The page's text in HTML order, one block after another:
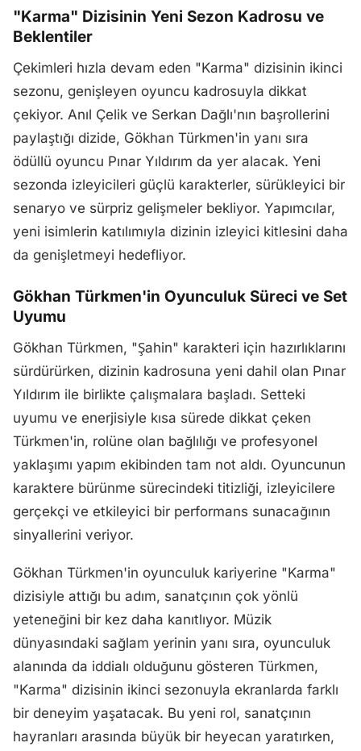
"Karma" Dizisinin Yeni Sezon Kadrosu ve
Beklentiler
Çekimleri hızla devam eden "Karma" dizisinin ikinci
sezonu, genişleyen oyuncu kadrosuyla dikkat
çekiyor. Anıl Çelik ve Serkan Dağlı'nın başrollerini
paylaştığı dizide, Gökhan Türkmen'in yanı sıra
ödüllü oyuncu Pınar Yıldırım da yer alacak. Yeni
sezonda izleyicileri güçlü karakterler, sürükleyici bir
senaryo ve sürpriz gelişmeler bekliyor. Yapımcılar,
yeni isimlerin katılımıyla dizinin izleyici kitlesini daha
da genişletmeyi hedefliyor.
Gökhan Türkmen'in Oyunculuk Süreci ve Set
Uyumu
Gökhan Türkmen, "Şahin" karakteri için hazırlıklarını
sürdürürken, dizinin kadrosuna yeni dahil olan Pınar
Yıldırım ile birlikte çalışmalara başladı. Setteki
uyumu ve enerjisiyle kısa sürede dikkat çeken
Türkmen'in, rolüne olan bağlılığı ve profesyonel
yaklaşımı yapım ekibinden tam not aldı. Oyuncunun
karaktere bürünme sürecindeki titizliği, izleyicilere
gerçekçi ve etkileyici bir performans sunacağının
sinyallerini veriyor.
Gökhan Türkmen'in oyunculuk kariyerine "Karma"
dizisiyle attığı bu adım, sanatçının çok yönlü
yeteneğini bir kez daha kanıtlıyor. Müzik
dünyasındaki sağlam yerinin yanı sıra, oyunculuk
alanında da iddialı olduğunu gösteren Türkmen,
"Karma" dizisinin ikinci sezonuyla ekranlarda farklı
bir deneyim yaşatacak. Bu yeni rol, sanatçının
hayranları arasında büyük bir heyecan yaratırken,